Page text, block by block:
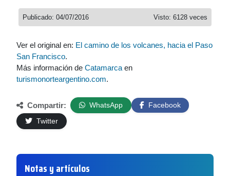
Visto: 6128 veces
Publicado: 04/07/2016
Ver el original en: El camino de los volcanes, hacia el Paso
San Francisco.
Más información de Catamarca en
turismonorteargentino.com.
Compartir: WhatsApp
Facebook
Twitter
Notas y artículos